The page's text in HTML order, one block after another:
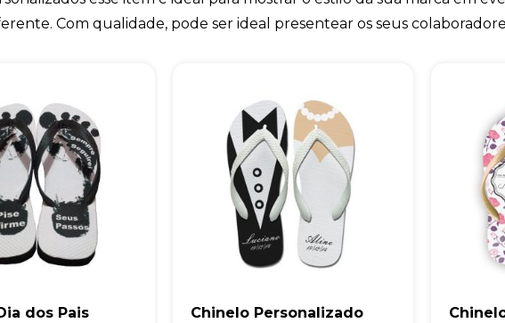
Com qualidade, pode ser ideal presentear os seus
dos Pais
Chinelo Personalizado